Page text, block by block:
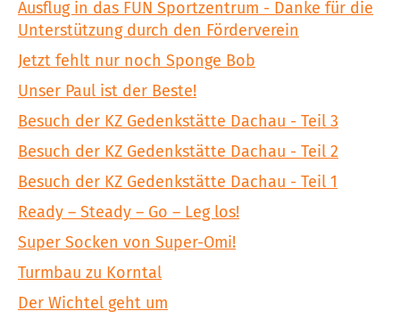
Ausflug in das FUN Sportzentrum - Danke für die
Unterstützung durch den Förderverein
Jetzt fehlt nur noch Sponge Bob
Unser Paul ist der Beste!
Besuch der KZ Gedenkstätte Dachau - Teil 3
Besuch der KZ Gedenkstätte Dachau - Teil 2
Besuch der KZ Gedenkstätte Dachau - Teil 1
Ready – Steady – Go – Leg los!
Super Socken von Super-Omi!
Turmbau zu Korntal
Der Wichtel geht um